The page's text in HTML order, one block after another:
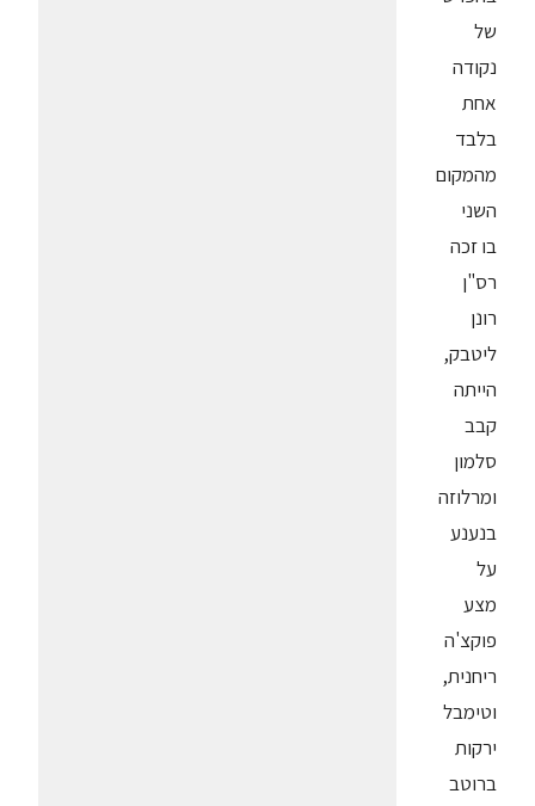
של
נקודה
אחת
בלבד
מהמקום
השני
בו זכה
רס"ן
רונן
ליטבק,
הייתה
קבב
סלמון
ומרלוזה
בנענע
על
מצע
פוקצ'ה
ריחנית,
וטימבל
ירקות
ברוטב